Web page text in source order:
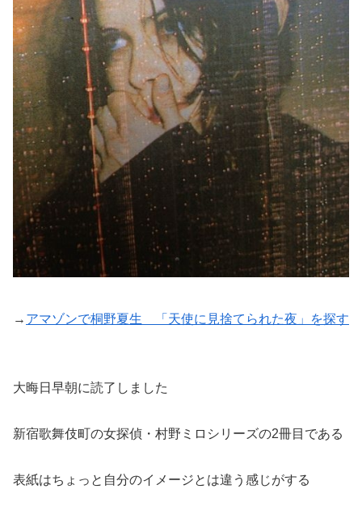
→ アマゾンで桐野夏生 「天使に見捨てられた夜」を探す
大晦日早朝に読了しました
新宿歌舞伎町の女探偵・村野ミロシリーズの2冊目である
表紙はちょっと自分のイメージとは違う感じがする